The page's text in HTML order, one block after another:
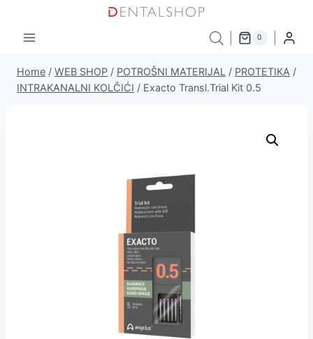
content
0
Home / WEB SHOP / POTROŠNI MATERIJAL / PROTETIKA /
INTRAKANALNI KOLČIĆI / Exacto Transl.Trial Kit 0.5